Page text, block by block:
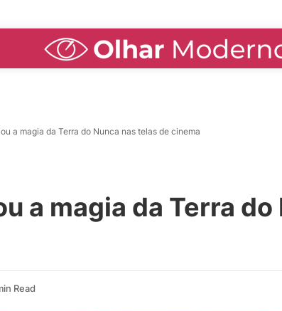
a magia da Terra do Nunca nas telas de cinema
a magia da Terra
Read